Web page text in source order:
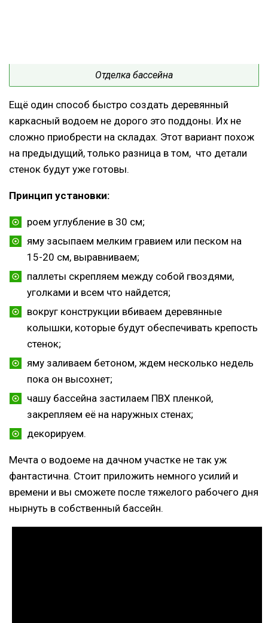
Отделка бассейна
Ещё один способ быстро создать деревянный
каркасный водоем не дорого это поддоны. Их не
сложно приобрести на складах. Этот вариант похож
на предыдущий, только разница в том, что детали
стенок будут уже готовы.
Принцип установки:
роем углубление в 30 см;
яму засыпаем мелким гравием или песком на
15-20 см, выравниваем;
паллеты скрепляем между собой гвоздями,
уголками и всем что найдется;
вокруг конструкции вбиваем деревянные
колышки, которые будут обеспечивать крепость
стенок;
яму заливаем бетоном, ждем несколько недель
пока он высохнет;
чашу бассейна застилаем ПВХ пленкой,
закрепляем её на наружных стенах;
декорируем.
Мечта о водоеме на дачном участке не так уж
фантастична. Стоит приложить немного усилий и
времени и вы сможете после тяжелого рабочего дня
нырнуть в собственный бассейн.